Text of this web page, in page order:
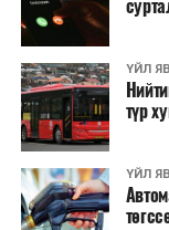
ҮЙЛ
түр
ҮЙЛ